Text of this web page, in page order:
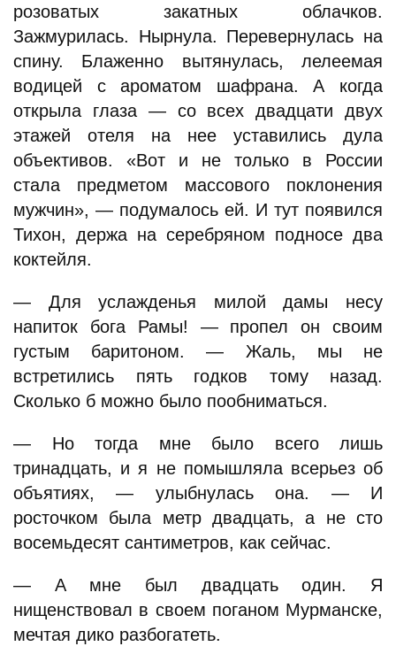
розоватых закатных облачков.
Зажмурилась. Нырнула. Перевернулась на
спину. Блаженно вытянулась, лелеемая
водицей с ароматом шафрана. А когда
открыла глаза — со всех двадцати двух
этажей отеля на нее уставились дула
объективов. «Вот и не только в России
стала предметом массового поклонения
мужчин», — подумалось ей. И тут появился
Тихон, держа на серебряном подносе два
коктейля.
— Для услажденья милой дамы несу
напиток бога Рамы! — пропел он своим
густым баритоном. — Жаль, мы не
встретились пять годков тому назад.
Сколько б можно было пообниматься.
— Но тогда мне было всего лишь
тринадцать, и я не помышляла всерьез об
объятиях, — улыбнулась она. — И
росточком была метр двадцать, а не сто
восемьдесят сантиметров, как сейчас.
— А мне был двадцать один. Я
нищенствовал в своем поганом Мурманске,
мечтая дико разбогатеть.